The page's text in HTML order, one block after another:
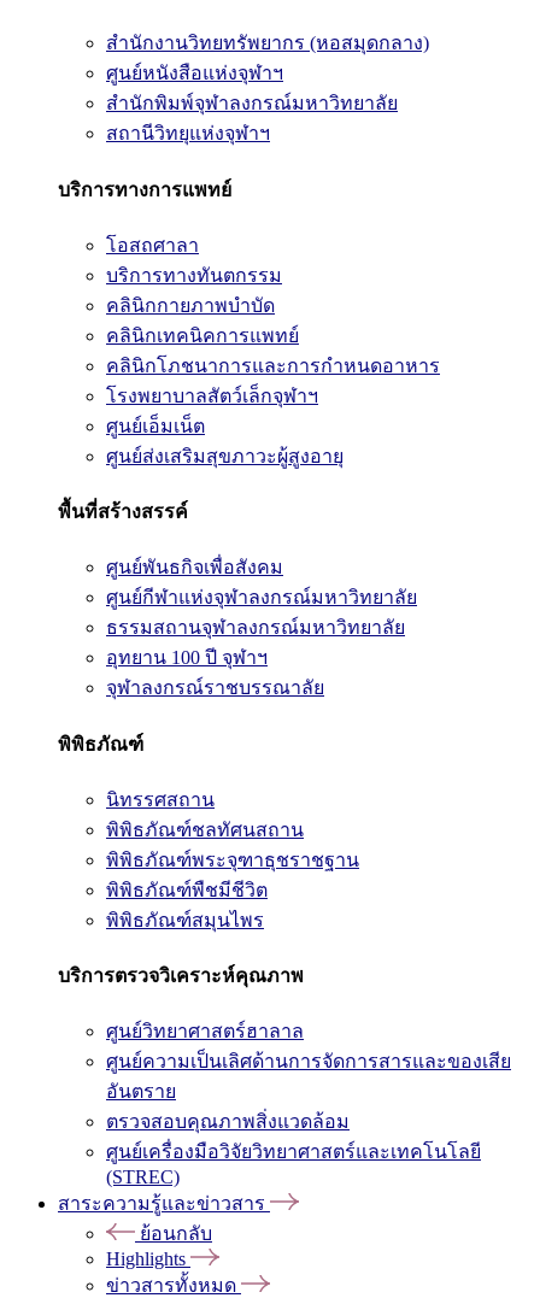
สำนักงานวิทยทรัพยากร (หอสมุดกลาง)
ศูนย์หนังสือแห่งจุฬาฯ
สำนักพิมพ์จุฬาลงกรณ์มหาวิทยาลัย
สถานีวิทยุแห่งจุฬาฯ
บริการทางการแพทย์
โอสถศาลา
บริการทางทันตกรรม
คลินิกกายภาพบำบัด
คลินิกเทคนิคการแพทย์
คลินิกโภชนาการและการกำหนดอาหาร
โรงพยาบาลสัตว์เล็กจุฬาฯ
ศูนย์เอ็มเน็ต
ศูนย์ส่งเสริมสุขภาวะผู้สูงอายุ
พื้นที่สร้างสรรค์
ศูนย์พันธกิจเพื่อสังคม
ศูนย์กีฬาแห่งจุฬาลงกรณ์มหาวิทยาลัย
ธรรมสถานจุฬาลงกรณ์มหาวิทยาลัย
อุทยาน 100 ปี จุฬาฯ
จุฬาลงกรณ์ราชบรรณาลัย
พิพิธภัณฑ์
นิทรรศสถาน
พิพิธภัณฑ์ชลทัศนสถาน
พิพิธภัณฑ์พระจุฑาธุชราชฐาน
พิพิธภัณฑ์พืชมีชีวิต
พิพิธภัณฑ์สมุนไพร
บริการตรวจวิเคราะห์คุณภาพ
ศูนย์วิทยาศาสตร์ฮาลาล
ศูนย์ความเป็นเลิศด้านการจัดการสารและของเสีย
อันตราย
ตรวจสอบคุณภาพสิ่งแวดล้อม
ศูนย์เครื่องมือวิจัยวิทยาศาสตร์และเทคโนโลยี
(STREC)
สาระความรู้และข่าวสาร
ย้อนกลับ
Highlights
ข่าวสารทั้งหมด